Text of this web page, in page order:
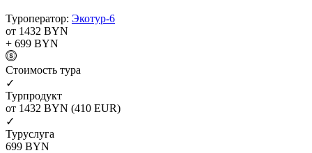
Туроператор: Экотур-6
от 1432 BYN
+ 699 BYN
Cтоимость тура
✓
Турпродукт
от 1432 BYN (410 EUR)
✓
Туруслуга
699 BYN